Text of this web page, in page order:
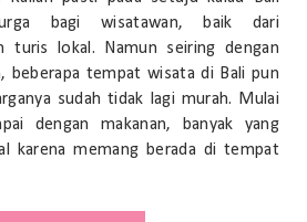
bagi wisatawan, baik dari
turis lokal. Namun seiring dengan
beberapa tempat wisata di Bali pun
sudah tidak lagi murah. Mulai
dengan makanan, banyak yang
karena memang berada di tempat